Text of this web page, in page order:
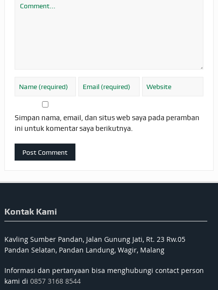
Simpan nama, email, dan situs web saya pada peramban
ini untuk komentar saya berikutnya.
Kontak Kami
Kavling Sumber Pandan, Jalan Gunung Jati, Rt. 23 Rw.05
Pandan Selatan, Pandan Landung, Wagir, Malang
Informasi dan pertanyaan bisa menghubungi contact person
kami di 0857 3168 8544